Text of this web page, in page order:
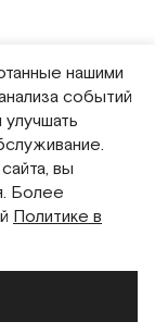
нашими
событий
вы
Более
Политике в